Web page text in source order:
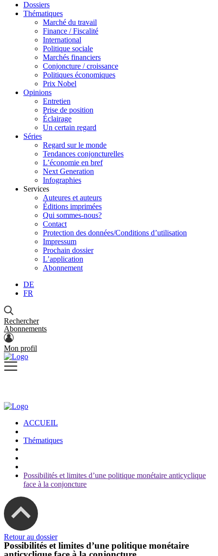
Dossiers
Thématiques
Marché du travail
Finance / Fiscalité
International
Politique sociale
Marchés financiers
Conjoncture / croissance
Politiques économiques
Prix Nobel
Opinions
Entretien
Prise de position
Éclairage
Un certain regard
Séries
Regard sur le monde
Tendances conjoncturelles
L’économie en bref
Next Generation
Infographies
Services
Auteures et auteurs
Éditions imprimées
Qui sommes-nous?
Contact
Protection des données/Conditions d’utilisation
Impressum
Prochain dossier
L’application
Abonnement
DE
FR
Rechercher
Abonnements
Mon profil
ACCUEIL
Thématiques
Possibilités et limites d’une politique monétaire anticyclique
face à la conjoncture
Retour au dossier
Possibilités et limites d’une politique monétaire